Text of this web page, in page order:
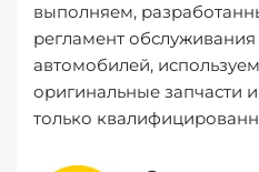
выполняем,
регламент
автомобилей,
оригинальные запчасти
только